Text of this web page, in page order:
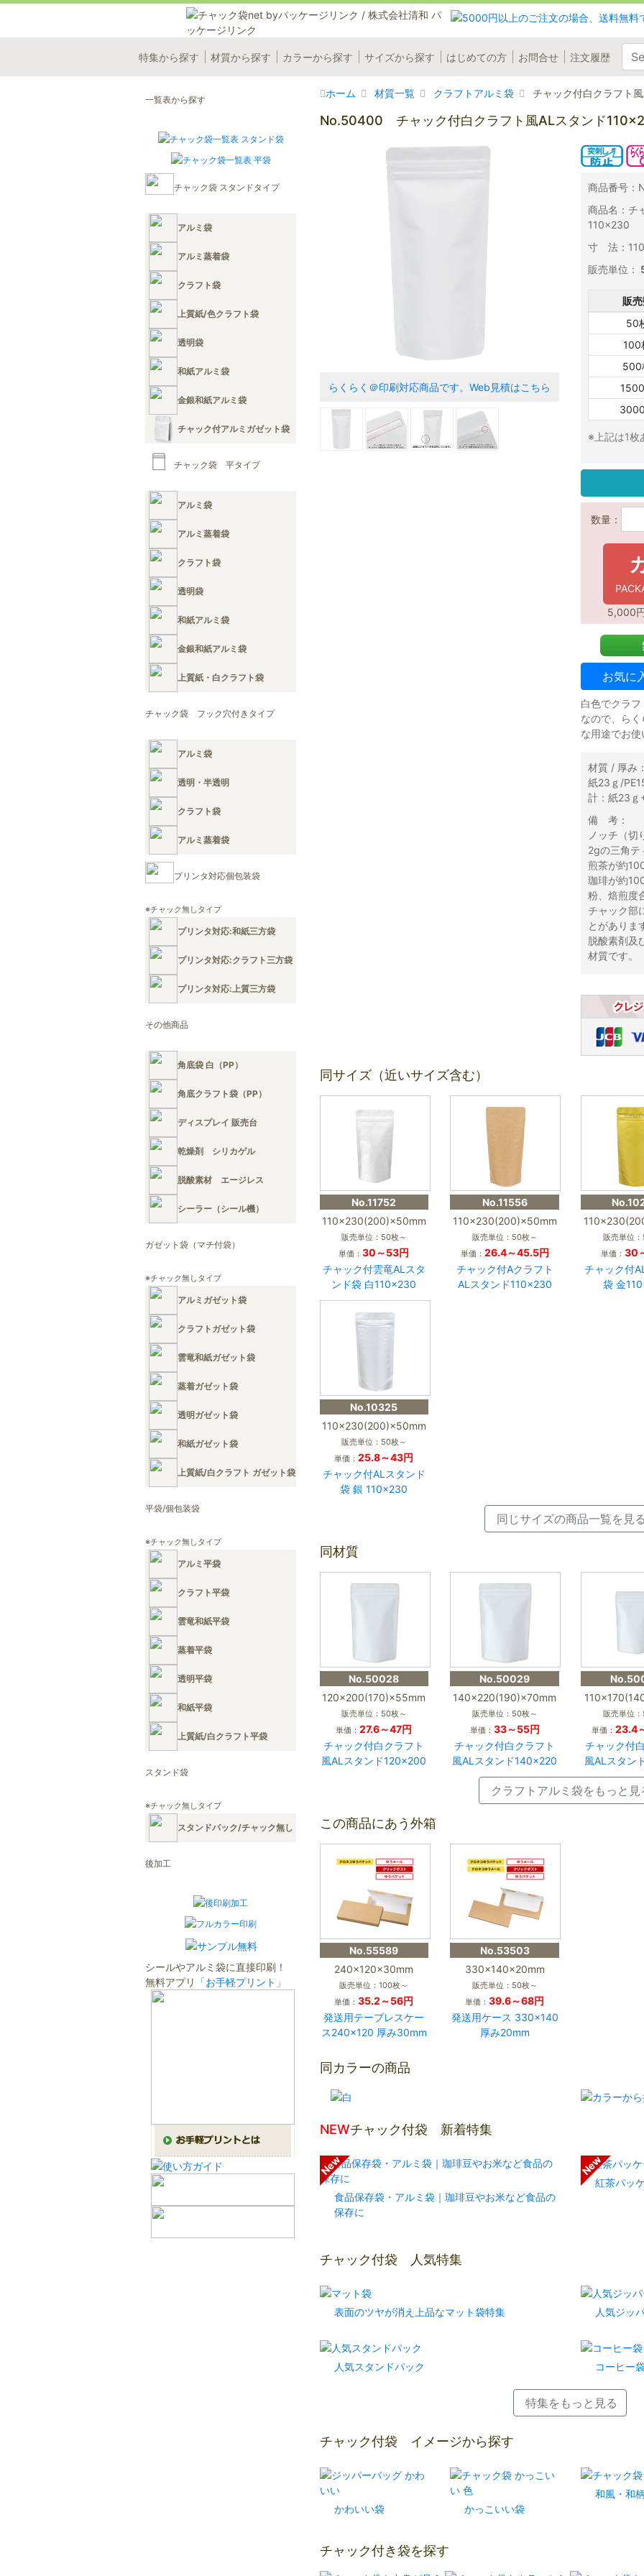
特集から探す 材質から探す カラーから探す サイズから探す はじめての方 お問合せ 注文履歴
一覧表から探す
チャック袋 スタンドタイプ
アルミ袋
アルミ蒸着袋
クラフト袋
上質紙/色クラフト袋
透明袋
和紙アルミ袋
金銀和紙アルミ袋
チャック付アルミガゼット袋
チャック袋 平タイプ
アルミ袋
アルミ蒸着袋
クラフト袋
透明袋
和紙アルミ袋
金銀和紙アルミ袋
上質紙・白クラフト袋
チャック袋 フック穴付きタイプ
アルミ袋
透明・半透明
クラフト袋
アルミ蒸着袋
プリンタ対応個包装袋
※チャック無しタイプ
プリンタ対応:和紙三方袋
プリンタ対応:クラフト三方袋
プリンタ対応:上質三方袋
その他商品
角底袋 白（PP）
角底クラフト袋（PP）
ディスプレイ 販売台
乾燥剤 シリカゲル
脱酸素材 エージレス
シーラー（シール機）
ガゼット袋（マチ付袋）
※チャック無しタイプ
アルミガゼット袋
クラフトガゼット袋
雲竜和紙ガゼット袋
蒸着ガゼット袋
透明ガゼット袋
和紙ガゼット袋
上質紙/白クラフト ガゼット袋
平袋/個包装袋
※チャック無しタイプ
アルミ平袋
クラフト平袋
雲竜和紙平袋
蒸着平袋
透明平袋
和紙平袋
上質紙/白クラフト平袋
スタンド袋
※チャック無しタイプ
スタンドパック/チャック無し
後加工
シールやアルミ袋に直接印刷！
無料アプリ
「お手軽プリント」
ホーム 材質一覧 クラフトアルミ袋 チャック付白クラフト
No.50400 チャック付白クラフト風ALスタンド
らくらく＠印刷対応商品です。 Web見積はこちら
商品番号
商品名：チ
110×230
寸 法：
販売単位：
※上記は1枚
販
50
100
500
数量：
5,000
お気に
白色でクラ
なので、ら
な用途でお
材質 / 厚み
紙23ｇ/
計：紙23ｇ
備 考：
ノッチ（切
2gの三角テ
煎茶が約
珈琲が約
粉、焙煎度
チャック部
とがありま
脱酸素剤及
材質です。
同サイズ（近いサイズ含む）
No.11752
110×230(200)×50mm
販売単位：50枚～
単価：30～53円
チャック付雲竜ALスタ
ンド袋 白110×230
No.11556
110×230(200)×50mm
販売単位：50枚～
単価： 26.4～45.5円
チャック付Aクラフト
ALスタンド110×230
販売単位
単価： 30
チャック付
袋 金
No.10325
110×230(200)×50mm
販売単位：50枚～
単価：25.8～43円
チャック付ALスタンド
袋 銀 110×230
同じサイズの商品一覧を見
同材質
No.50028
120×200(170)×55mm
販売単位：50枚～
単価：27.6～47円
チャック付白クラフト
風ALスタンド120×200
No.50029
140×220(190)×70mm
販売単位：50枚～
単価： 33～55円
チャック付白クラフト
風ALスタンド140×220
販売単位
単価： 23.4
チャック付
風ALスタン
クラフトアルミ袋をもっと見
この商品にあう外箱
No.55589
240×120×30mm
販売単位：100枚～
単価：35.2～56円
発送用テープレスケー
ス240×120 厚み30mm
No.53503
330×140×20mm
販売単位：50枚～
単価：39.6～68円
発送用ケース 330×140
厚み20mm
同カラーの商品
NEWチャック付袋 新着特集
食品保存袋・アルミ袋｜珈琲豆やお米など食品の
保存に
紅茶パッ
チャック付袋 人気特集
表面のツヤが消え上品なマット袋特集 人気ジッ
人気スタンドパック コーヒー
特集をもっと見る
チャック付袋 イメージから探す
かわいい袋 かっこいい袋
和風・和
チャック付き袋を探す